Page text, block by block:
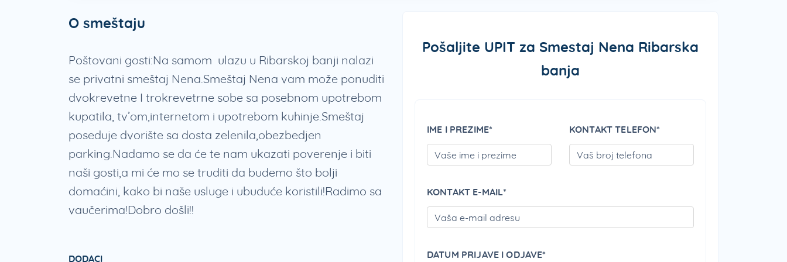
O smeštaju
Poštovani gosti:Na samom ulazu u Ribarskoj banji nalazi
se privatni smeštaj Nena.Smeštaj Nena vam može ponuditi
dvokrevetne I trokrevetrne sobe sa posebnom upotrebom
kupatila, tv’om,internetom i upotrebom kuhinje.Smeštaj
poseduje dvorište sa dosta zelenila,obezbedjen
parking.Nadamo se da će te nam ukazati poverenje i biti
naši gosti,a mi će mo se truditi da budemo što bolji
domaćini, kako bi naše usluge i ubuduće koristili!Radimo sa
vaučerima! Dobro došli!!
DODACI
Pošaljite UPIT za Smestaj Nena Ribarska
banja
IME I PREZIME* PLEASE LEAVE THIS FIELD EMPTY.
KONTAKT TELEFON*
KONTAKT E-MAIL*
DATUM PRIJAVE I ODJAVE*